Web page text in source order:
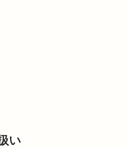
い